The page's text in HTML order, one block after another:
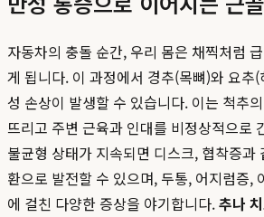
자동차의 충돌 순간, 우리 몸은 채찍처럼
게 됩니다. 이 과정에서 경추(목뼈)와 요추
성 손상이 발생할 수 있습니다. 이는 척추
뜨리고 주변 근육과 인대를 비정상적으로
불균형 상태가 지속되면 디스크, 협착증과
환으로 발전할 수 있으며, 두통, 어지럼증,
에 걸친 다양한 증상을 야기합니다.추나